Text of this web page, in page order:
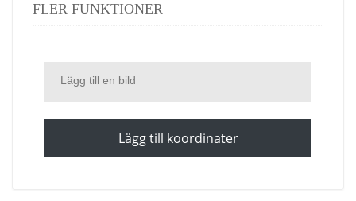
FLER FUNKTIONER
Lägg till en bild
Lägg till koordinater